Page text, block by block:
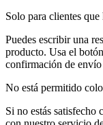
Solo para clientes
Puedes escribir una
producto. Usa el
confirmación de
No está permitido
Si no estás satisfecho